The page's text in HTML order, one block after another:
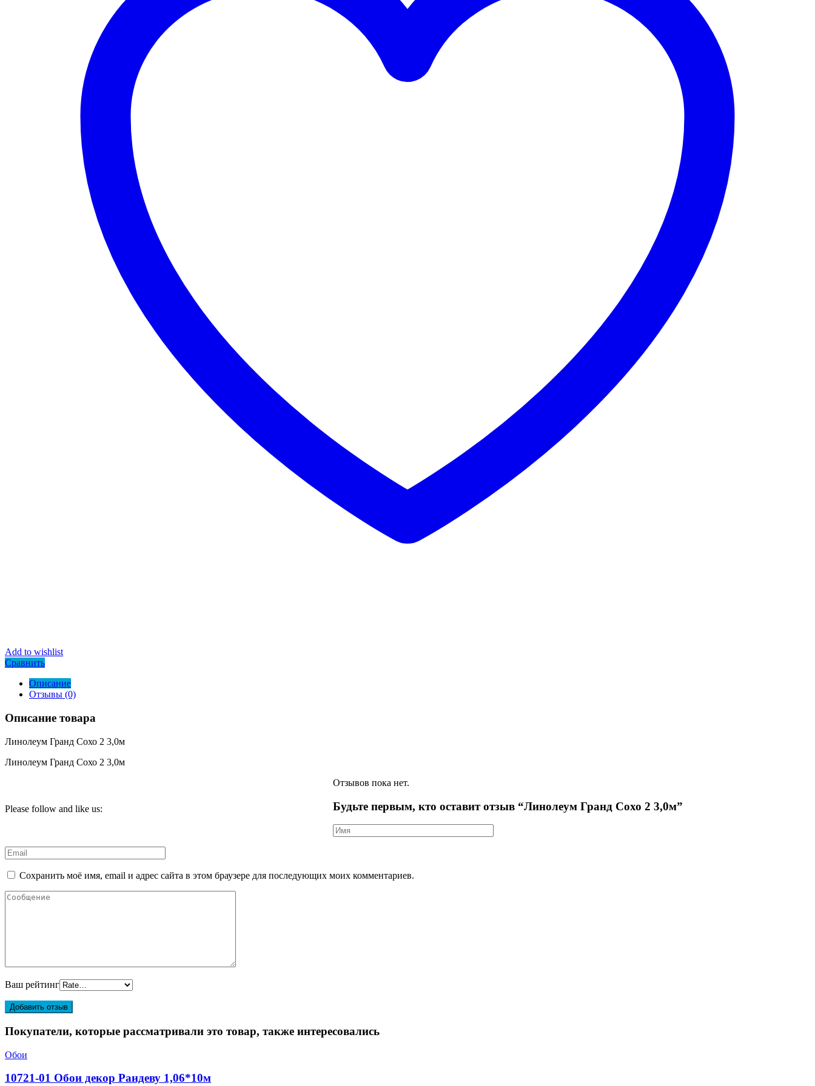
Add to wishlist
Сравнить
Описание
Отзывы (0)
Описание товара
Линолеум Гранд Сохо 2 3,0м
Линолеум Гранд Сохо 2 3,0м
Please follow and like us:
Отзывов пока нет.
Будьте первым, кто оставит отзыв “Линолеум Гранд Сохо 2 3,0м”
Сохранить моё имя, email и адрес сайта в этом браузере для последующих моих комментариев.
Ваш рейтинг
Покупатели, которые рассматривали это товар, также интересовались
Обои
10721-01 Обои декор Рандеву 1,06*10м